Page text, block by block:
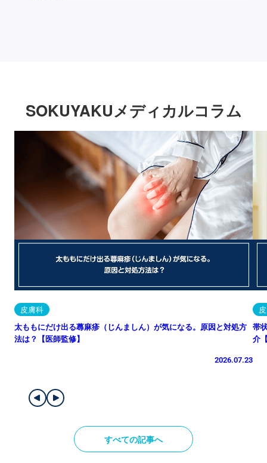
SOKUYAKUメディカルコラム
皮膚科
太ももにだけ出る蕁麻疹（じんましん）が気になる。原因と対処方
法は？【医師監修】
2026.07.23
帯
介
すべての記事へ